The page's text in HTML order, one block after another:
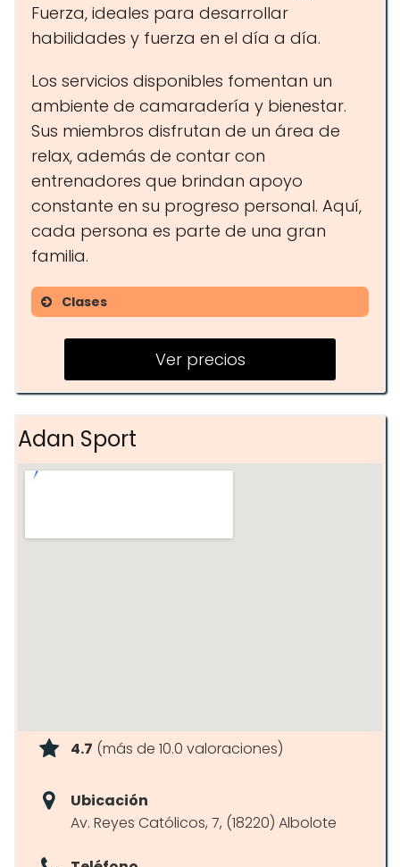
Fuerza, ideales para desarrollar
habilidades y fuerza en el día a día.
Los servicios disponibles fomentan un
ambiente de camaradería y bienestar.
Sus miembros disfrutan de un área de
relax, además de contar con
entrenadores que brindan apoyo
constante en su progreso personal. Aquí,
cada persona es parte de una gran
familia.
Clases
Entrenamiento Personal
Cross Salud
Circuit Training
Clases de Fuerza
Área de Relax
Ver precios
Adan Sport
4.7 (más de 10.0 valoraciones)
Ubicación
Av. Reyes Católicos, 7, (18220) Albolote